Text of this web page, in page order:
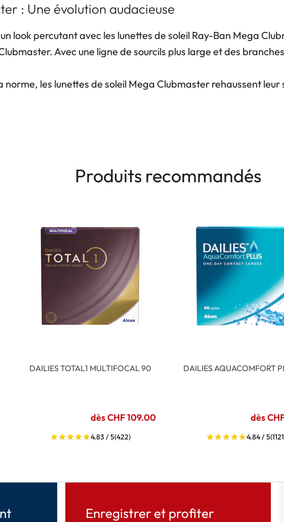
: Une évolution audacieuse
look percutant avec les lunettes de soleil Ray-Ban Mega
Avec une ligne de sourcils plus large et des
norme, les lunettes de soleil Mega Clubmaster rehaussent
Produits recommandés
DAILIES TOTAL1 MULTIFOCAL 90
dès CHF 109.00
4.83 / 5(422)
DAILIES AQUACOMFORT
dès
4.84 / 5
Enregistrer et profiter